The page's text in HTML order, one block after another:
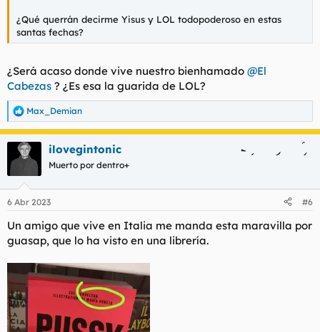
¿Qué querrán decirme Yisus y LOL todopoderoso en estas
santas fechas?
¿Será acaso donde vive nuestro bienhamado @El
Cabezas ? ¿Es esa la guarida de LOL?
R
e
a
c
e
:
Max_Demian
ilovegintonic
Muerto por dentro+
6 Abr 2023 #6
Un amigo que vive en Italia me manda esta maravilla por
guasap, que lo ha visto en una librería.